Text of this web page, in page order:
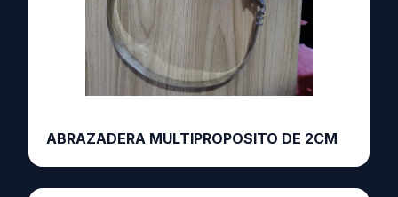
ABRAZADERA MULTIPROPOSITO DE 2CM